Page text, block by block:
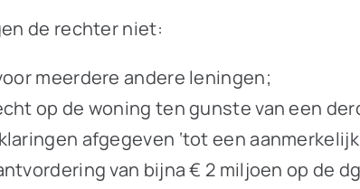
de rechter niet:
meerdere andere leningen;
op de woning ten gunste van een
afgegeven ‘tot een
van bijna € 2 miljoen op de